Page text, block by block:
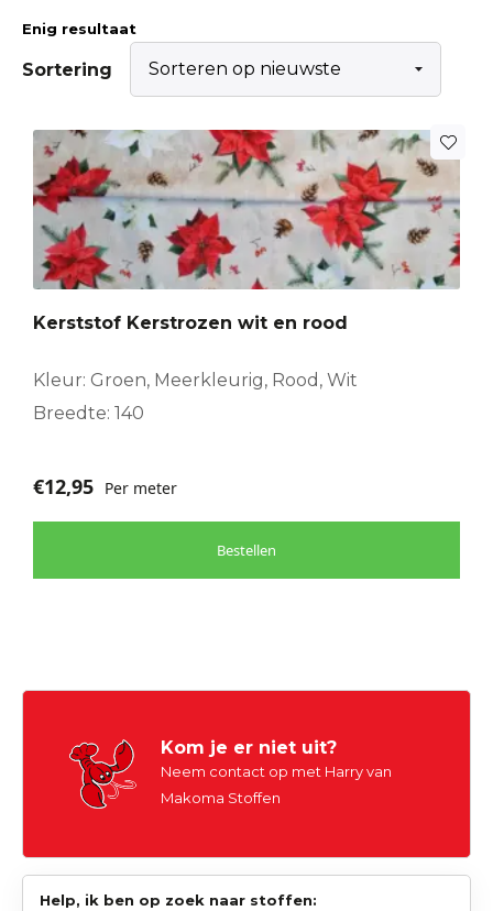
Enig resultaat
Sortering
Kerststof Kerstrozen wit en rood
Kleur: Groen, Meerkleurig, Rood, Wit
Breedte: 140
€12,95 Per meter
Bestellen
Kom je er niet uit?
Neem contact op met Harry van
Makoma Stoffen
Help, ik ben op zoek naar stoffen: